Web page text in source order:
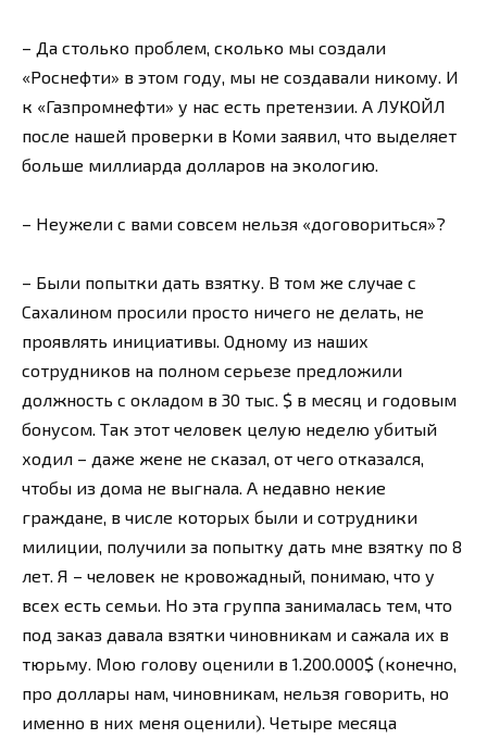
– Да столько проблем, сколько мы создали
«Роснефти» в этом году, мы не создавали никому. И
к «Газпромнефти» у нас есть претензии. А ЛУКОЙЛ
после нашей проверки в Коми заявил, что выделяет
больше миллиарда долларов на экологию.
– Неужели с вами совсем нельзя «договориться»?
– Были попытки дать взятку. В том же случае с
Сахалином просили просто ничего не делать, не
проявлять инициативы. Одному из наших
сотрудников на полном серьезе предложили
должность с ок­ладом в 30 тыс. $ в месяц и годовым
бонусом. Так этот человек целую неделю убитый
ходил – даже жене не сказал, от чего отказался,
чтобы из дома не выгнала. А недавно некие
граждане, в числе которых были и сотрудники
милиции, получили за попытку дать мне взятку по 8
лет. Я – человек не кровожадный, понимаю, что у
всех есть семьи. Но эта группа занималась тем, что
под заказ давала взятки чиновникам и сажала их в
тюрьму. Мою голову оценили в 1.200.000$ (конечно,
про доллары нам, чиновникам, нельзя говорить, но
именно в них меня оценили). Четыре месяца